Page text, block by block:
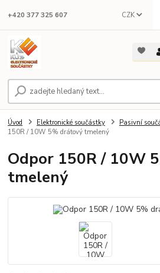
CZK
+420 377 325 607
Úvod Elektronické součástky Pasivní
150R / 10W 5% drátový tmelený
Odpor 150R / 10W
tmelený